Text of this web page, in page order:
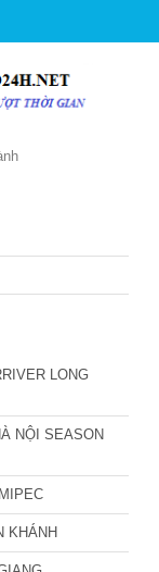
LONG
NỘI SEASON
KHÁNH